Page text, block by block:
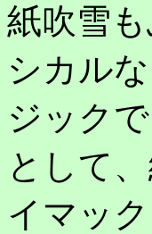
紙吹雪
シカル
ジック
として
イマッ